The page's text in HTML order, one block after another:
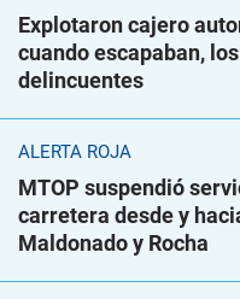
Explotaron cajero
cuando escapaban,
delincuentes
ALERTA ROJA
MTOP suspendió
carretera desde y
Maldonado y Rocha